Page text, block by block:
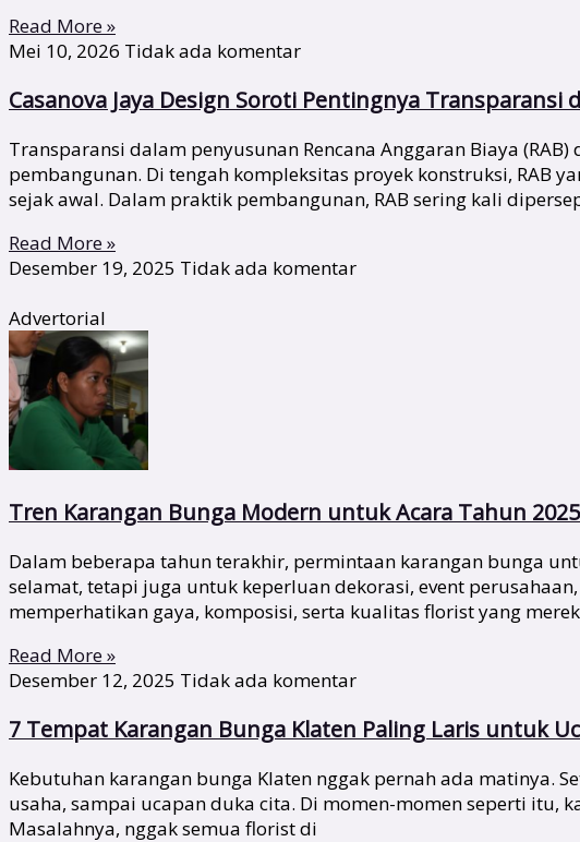
Read More »
Mei 10, 2026 Tidak ada komentar
Casanova Jaya Design Soroti Pentingnya Transparansi
Transparansi dalam penyusunan Rencana Anggaran Biaya
pembangunan. Di tengah kompleksitas proyek konstruksi, RAB
sejak awal. Dalam praktik pembangunan, RAB sering kali
Read More »
Desember 19, 2025 Tidak ada komentar
Advertorial
Tren Karangan Bunga Modern untuk Acara Tahun
Dalam beberapa tahun terakhir, permintaan karangan bunga
selamat, tetapi juga untuk keperluan dekorasi, event
memperhatikan gaya, komposisi, serta kualitas florist yang
Read More »
Desember 12, 2025 Tidak ada komentar
7 Tempat Karangan Bunga Klaten Paling Laris untuk
Kebutuhan karangan bunga Klaten nggak pernah ada matinya.
usaha, sampai ucapan duka cita. Di momen-momen seperti itu,
Masalahnya, nggak semua florist di